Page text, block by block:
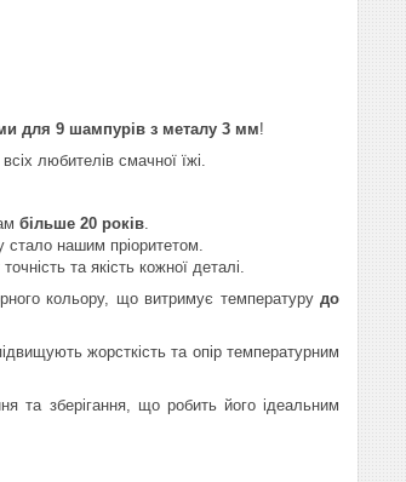
для 9 шампурів з металу 3 мм!
любителів смачної їжі.
більше 20 років.
стало нашим пріоритетом.
та якість кожної деталі.
кольору, що витримує температурудо
жорсткість та опір температурним
та зберігання, що робить його ідеальним